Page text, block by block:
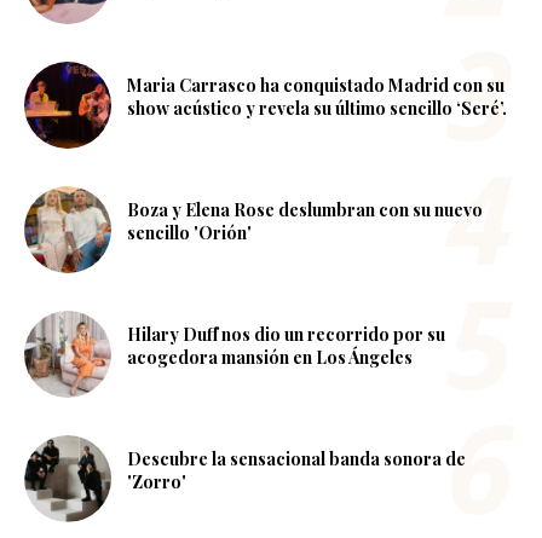
Maria Carrasco ha conquistado Madrid con su
show acústico y revela su último sencillo ‘Seré’.
Boza y Elena Rose deslumbran con su nuevo
sencillo 'Orión'
Hilary Duff nos dio un recorrido por su
acogedora mansión en Los Ángeles
Descubre la sensacional banda sonora de
'Zorro'